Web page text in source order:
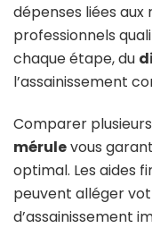
dépenses liées aux
professionnels
chaque étape, du
l’assainissement
Comparer plusieurs
mérulevous
optimal. Les aides
peuvent alléger
d’assainissement